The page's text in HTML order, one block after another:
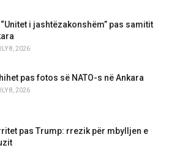
“Unitet i jashtëzakonshëm” pas samitit
8, 2026
pas fotos së NATO-s në Ankara
8, 2026
pas Trump: rrezik për mbylljen e